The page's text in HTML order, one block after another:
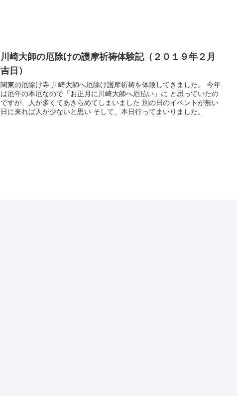
川崎大師の厄除けの護摩祈祷体験記（２０１９年２月
吉日）
関東の厄除け寺 川崎大師へ厄除け護摩祈祷を体験してきました。 今年
は厄年の本厄なので「お正月に川崎大師へ厄払い」に と思っていたの
ですが、人が多くてあきらめてしまいました 別の日のイベントが無い
日に来れば人が少ないと思い そして、本日行ってまいりました。